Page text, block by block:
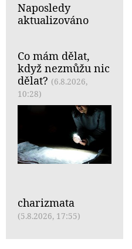
Naposledy
aktualizováno
Co mám dělat,
když nezmůžu nic
dělat? (6.8.2026,
10:28)
charizmata
(5.8.2026, 17:55)